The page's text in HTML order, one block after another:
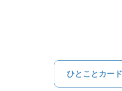
ひとことカー